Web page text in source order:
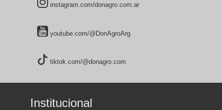
instagram.com/donagro.com.ar
youtube.com/@DonAgroArg
tiktok.com/@donagro.com
Institucional